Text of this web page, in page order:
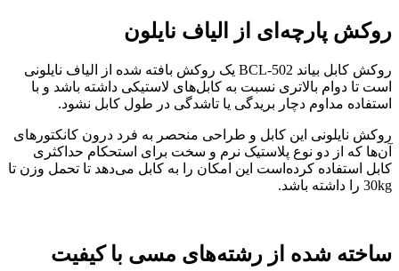
روکش پارچه‌ای از الیاف نایلون
روکش کابل بیاند BCL-502 یک روکش بافته شده از الیاف نایلونی
است تا دوام بالاتری نسبت به کابل‌های لاستیکی داشته باشد و با
استفاده مداوم دچار بریدگی یا تاشدگی در طول کابل نشود.
روکش نایلونی این کابل‌ و طراحی منحصر به فرد درون کانکتور‌های
آن‌ها که از دو نوع پلاستیک نرم و سخت برای استحکام حداکثری
کابل استفاده کرده‌است این امکان را به کابل می‌دهد تا تحمل وزن تا
30kg را داشته‌ باشد.
ساخته شده از رشته‌های مسی با کیفیت